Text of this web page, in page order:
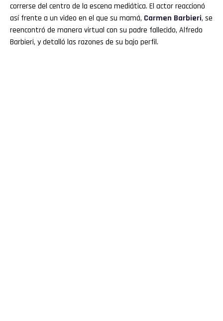
correrse del centro de la escena mediática. El actor reaccionó
así frente a un video en el que su mamá, Carmen Barbieri, se
reencontró de manera virtual con su padre fallecido, Alfredo
Barbieri, y detalló las razones de su bajo perfil.